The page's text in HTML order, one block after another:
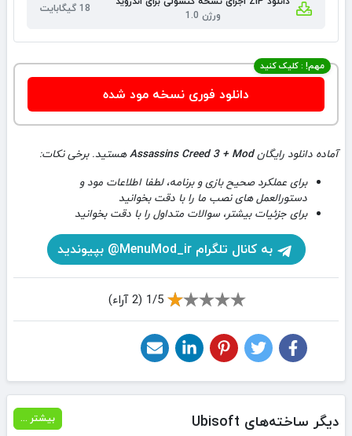
ورژن 1.0
18 گیگابایت
مهم! : کلیک کنید
دانلود فوری نسخه مود شده
آماده دانلود رایگانAssassins Creed 3 + Modهستید. برخی نکات:
برای عملکرد صحیح بازی و برنامه، لطفا اطلاعات مود و
دستورالعمل های نصب ما را با دقت بخوانید
برای جزئیات بیشتر، سوالات متداول را با دقت بخوانید
به کانال تلگرام MenuMod_ir@ بپیوندید
1/5 (2 آراء)
دیگر ساخته‌های Ubisoft بیشتر ...